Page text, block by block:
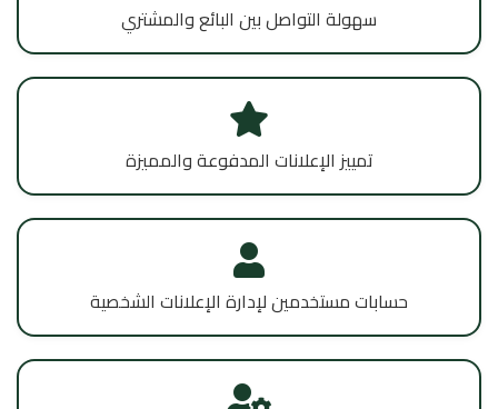
سهولة التواصل بين البائع والمشتري
تمييز الإعلانات المدفوعة والمميزة
حسابات مستخدمين لإدارة الإعلانات الشخصية